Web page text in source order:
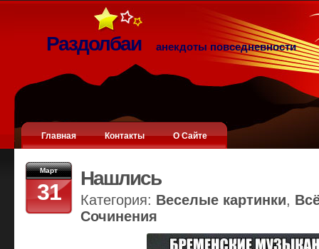
Раздолбаи анекдоты повседневности
Главная Контакты О Сайте
Март
31
Нашлись
Категория: Веселые картинки,
Сочинения